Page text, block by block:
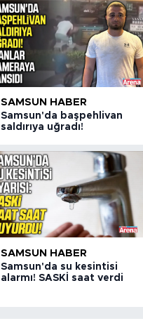
SAMSUN HABER
Samsun'da başpehlivan
saldırıya uğradı!
SAMSUN HABER
Samsun'da su kesintisi
alarmı! SASKİ saat verdi